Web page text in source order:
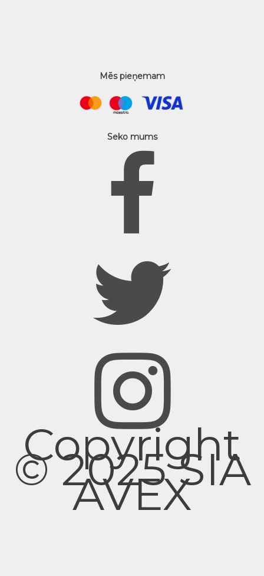
Mēs pieņemam
Seko mums
Copyright
© 2025 SIA
AVEX